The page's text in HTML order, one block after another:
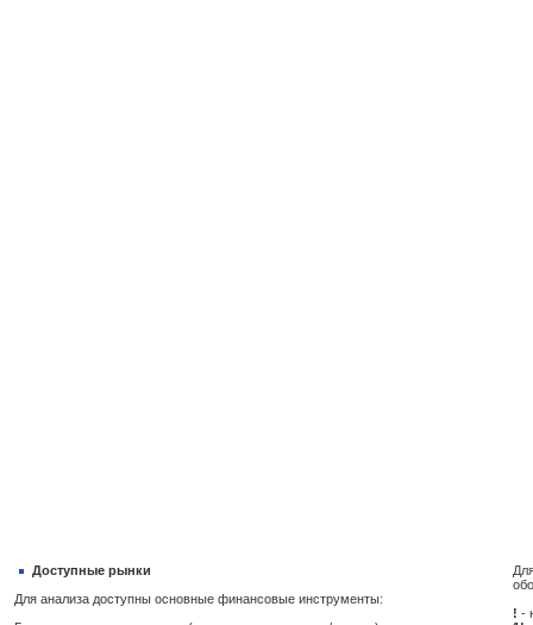
Доступные рынки
Для анализа доступны основные финансовые инструменты:
! -